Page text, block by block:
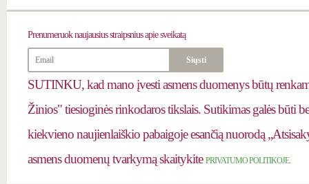
Prenumeruoknaujausius straipsnius apie sveikatą
SUTINKU, kad mano įvesti asmens duomenys būtų
Žinios" tiesioginės rinkodaros tikslais. Sutikimas galės būti
kiekvieno naujienlaiškio pabaigoje esančią nuorodą
asmens duomenų tvarkymą skaitykite PRIVATUMO POLITIKOJE.